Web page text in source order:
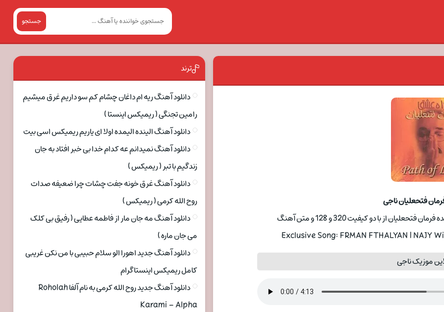
جستجو
فتحعلیان ناجی
از با دو کیفیت 320 و 128 و متن آهنگ
Exclusive Song: FRMAN FTHALYAN | NAJY
موزیک ناجی
ترند
دانلود آهنگ ریه ام داغان چشام کم سو داریم غرق میشیم
رامین تجنگی ( ریمیکس اینستا )
دانلود آهنگ الینده الیمده اولا ای یاریم ریمیکس اسی بیت
دانلود آهنگ نمیدانم عه کدام خدا بی خبر افتاد به جان
زندگیم با تبر ( ریمیکس )
دانلود آهنگ غرق خونه جفت چشات چرا ضعیفه صدات
روح الله کرمی ( ریمیکس )
دانلود آهنگ مه جان مار از فاطمه عطایی ( رفیق بی کلک
می جان ماره )
دانلود آهنگ جدید اهورا الو سلام حبیبی با من نکن غریبی
کامل ریمیکس اینستاگرام
دانلود آهنگ جدید روح الله کرمی به نام آلفا Roholah
Karami – Alpha